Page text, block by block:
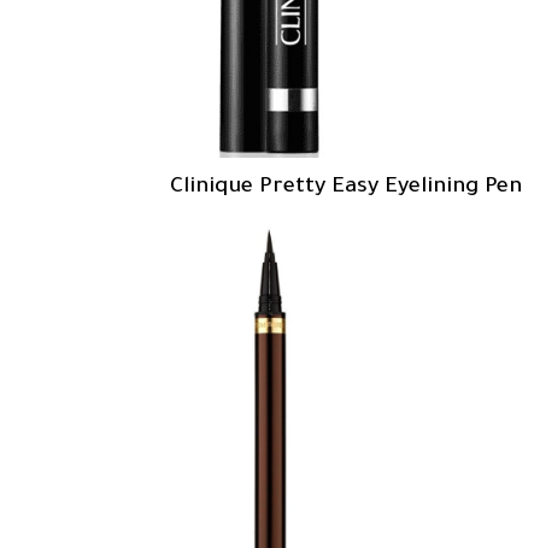
Clinique Pretty Easy Eyelining Pen